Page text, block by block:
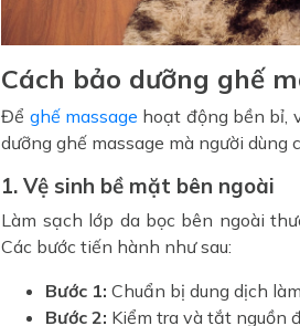
Cách bảo dưỡng ghế
Để ghế massage hoạt động bền bỉ,
dưỡng ghế massage mà người dùng
1. Vệ sinh bề mặt bên ngoài
Làm sạch lớp da bọc bên ngoài
Các bước tiến hành như sau:
Bước 1: Chuẩn bị dung dịch
Bước 2: Kiểm tra và tắt nguồn